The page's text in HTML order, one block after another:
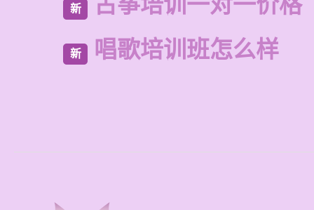
新
新 唱歌培训班怎么样